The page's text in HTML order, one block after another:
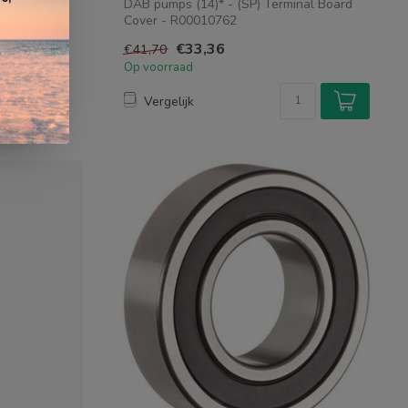
Cover
DAB pumps (14)* - (SP) Terminal Board
Cover - R00010762
€41,70 €33,36
Op voorraad
Vergelijk